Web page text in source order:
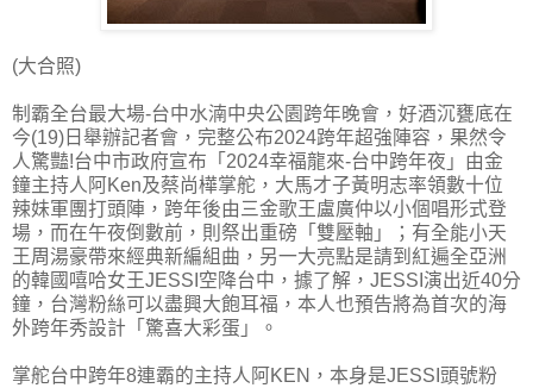
(大合照)
制霸全台最大場-台中水湳中央公園跨年晚會，好酒沉甕底在
今(19)日舉辦記者會，完整公布2024跨年超強陣容，果然令
人驚豔!台中市政府宣布「2024幸福龍來-台中跨年夜」由金
鐘主持人阿Ken及蔡尚樺掌舵，大馬才子黃明志率領數十位
辣妹軍團打頭陣，跨年後由三金歌王盧廣仲以小個唱形式登
場，而在午夜倒數前，則祭出重磅「雙壓軸」；有全能小天
王周湯豪帶來經典新編組曲，另一大亮點是請到紅遍全亞洲
的韓國嘻哈女王JESSI空降台中，據了解，JESSI演出近40分
鐘，台灣粉絲可以盡興大飽耳福，本人也預告將為首次的海
外跨年秀設計「驚喜大彩蛋」。
掌舵台中跨年8連霸的主持人阿KEN，本身是JESSI頭號粉